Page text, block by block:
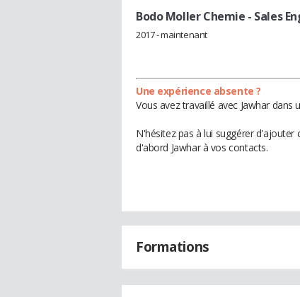
Bodo Moller Chemie - Sales
2017 - maintenant
Une expérience absente ?
Vous avez travaillé avec Jawhar
N'hésitez pas à lui suggérer
d'abord Jawhar à vos contacts.
Formations